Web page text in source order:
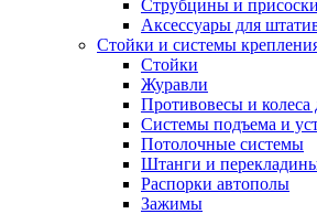
Струбцины и присоски
Аксессуары для
Стойки и системы
Стойки
Журавли
Противовесы и колеса
Системы подъема и
Потолочные системы
Штанги и
Распорки автополы
Зажимы